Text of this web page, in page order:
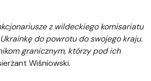
z wildeckiego komisariatu
do powrotu do swojego kraju.
granicznym, którzy pod ich
Wiśniowski.